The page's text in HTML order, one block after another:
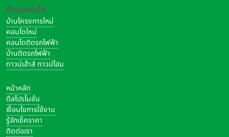
บ้าน-คอนโด
บ้านโครงการใหม่
คอนโดใหม่
คอนโดติดรถไฟฟ้า
บ้านติดรถไฟฟ้า
ทาวน์เฮ้าส์ ทาวน์โฮม
หน้าหลัก
ดีลโปรโมชั่น
เงื่อนไขการใช้งาน
รู้จักเช็คราคา
ติดต่อเรา